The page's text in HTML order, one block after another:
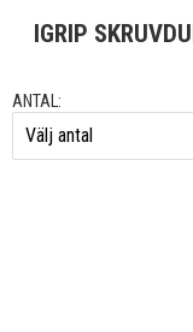
IGRIP
ANTAL: